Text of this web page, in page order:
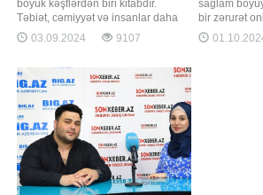
böyük kəşflərdən biri kitabdır.
Təbiət, cəmiyyət və insanlar daha
çox kitablar vasitəsilə əlaqələnir,
formalaşır, inkişaf edir. Bəs bu gün
oxucuların kitablara marağı
qaneedicidirmi? . Mövzu ilə bağlı -a
açıqlama verən yazıçı Ülviyyə Tahi
03.09.2024 9107
sağlam
bir zərurət
və
çəkir. O